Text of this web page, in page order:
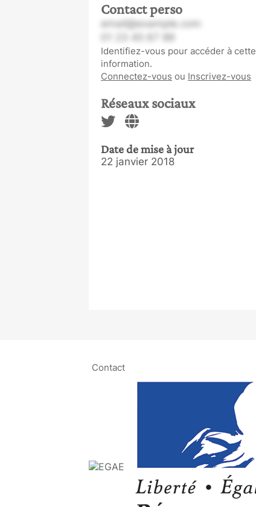
Contact perso
email@example.com
Identifiez-vous pour accéder à cette
information.
Connectez-vous ou Inscrivez-vous
Réseaux sociaux
Date de mise à jour
22 janvier 2018
Contact